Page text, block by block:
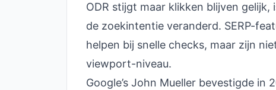
ODR stijgt maar klikken blijven
de zoekintentie veranderd. SERP-
helpen bij snelle checks, maar zijn
viewport-niveau.
Google’s John Mueller bevestigde